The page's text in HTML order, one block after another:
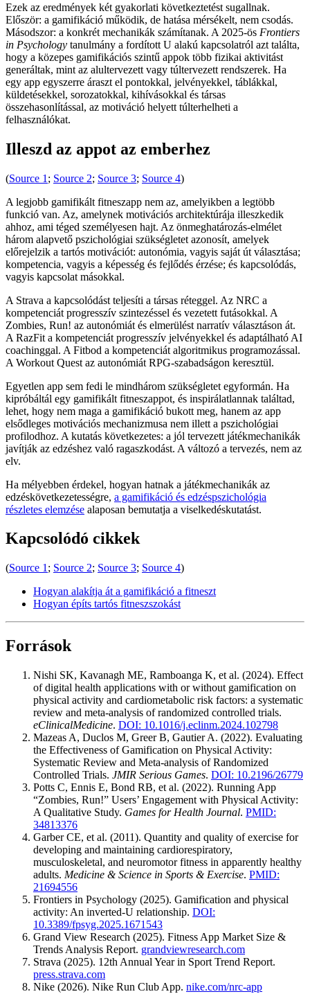
Ezek az eredmények két gyakorlati következtetést sugallnak.
Először: a gamifikáció működik, de hatása mérsékelt, nem csodás.
Másodszor: a konkrét mechanikák számítanak. A 2025-ös Frontiers
in Psychology tanulmány a fordított U alakú kapcsolatról azt találta,
hogy a közepes gamifikációs szintű appok több fizikai aktivitást
generáltak, mint az alultervezett vagy túltervezett rendszerek. Ha
egy app egyszerre áraszt el pontokkal, jelvényekkel, táblákkal,
küldetésekkel, sorozatokkal, kihívásokkal és társas
összehasonlítással, az motiváció helyett túlterhelheti a
felhasználókat.
Illeszd az appot az emberhez
(Source 1 ; Source 2; Source 3; Source 4)
A legjobb gamifikált fitneszapp nem az, amelyikben a legtöbb
funkció van. Az, amelynek motivációs architektúrája illeszkedik
ahhoz, ami téged személyesen hajt. Az önmeghatározás-elmélet
három alapvető pszichológiai szükségletet azonosít, amelyek
előrejelzik a tartós motivációt: autonómia, vagyis saját út választása;
kompetencia, vagyis a képesség és fejlődés érzése; és kapcsolódás,
vagyis kapcsolat másokkal.
A Strava a kapcsolódást teljesíti a társas réteggel. Az NRC a
kompetenciát progresszív szintezéssel és vezetett futásokkal. A
Zombies, Run! az autonómiát és elmerülést narratív választáson át.
A RazFit a kompetenciát progresszív jelvényekkel és adaptálható AI
coachinggal. A Fitbod a kompetenciát algoritmikus programozással.
A Workout Quest az autonómiát RPG-szabadságon keresztül.
Egyetlen app sem fedi le mindhárom szükségletet egyformán. Ha
kipróbáltál egy gamifikált fitneszappot, és inspirálatlannak találtad,
lehet, hogy nem maga a gamifikáció bukott meg, hanem az app
elsődleges motivációs mechanizmusa nem illett a pszichológiai
profilodhoz. A kutatás következetes: a jól tervezett játékmechanikák
javítják az edzéshez való ragaszkodást. A változó a tervezés, nem az
elv.
Ha mélyebben érdekel, hogyan hatnak a játékmechanikák az
edzéskövetkezetességre, a gamifikáció és edzéspszichológia
részletes elemzése alaposan bemutatja a viselkedéskutatást.
Kapcsolódó cikkek
(Source 1 ; Source 2; Source 3; Source 4)
Hogyan alakítja át a gamifikáció a fitneszt
Hogyan építs tartós fitneszszokást
Források
Nishi SK, Kavanagh ME, Ramboanga K, et al. (2024). Effect
of digital health applications with or without gamification on
physical activity and cardiometabolic risk factors: a systematic
review and meta-analysis of randomized controlled trials.
eClinicalMedicine. DOI: 10.1016/j.eclinm.2024.102798
Mazeas A, Duclos M, Greer B, Gautier A. (2022). Evaluating
the Effectiveness of Gamification on Physical Activity:
Systematic Review and Meta-analysis of Randomized
Controlled Trials. JMIR Serious Games. DOI: 10.2196/26779
Potts C, Ennis E, Bond RB, et al. (2022). Running App
“Zombies, Run!” Users’ Engagement with Physical Activity:
A Qualitative Study. Games for Health Journal. PMID:
34813376
Garber CE, et al. (2011). Quantity and quality of exercise for
developing and maintaining cardiorespiratory,
musculoskeletal, and neuromotor fitness in apparently healthy
adults. Medicine & Science in Sports & Exercise. PMID:
21694556
Frontiers in Psychology (2025). Gamification and physical
activity: An inverted-U relationship. DOI:
10.3389/fpsyg.2025.1671543
Grand View Research (2025). Fitness App Market Size &
Trends Analysis Report. grandviewresearch.com
Strava (2025). 12th Annual Year in Sport Trend Report.
press.strava.com
Nike (2026). Nike Run Club App. nike.com/nrc-app